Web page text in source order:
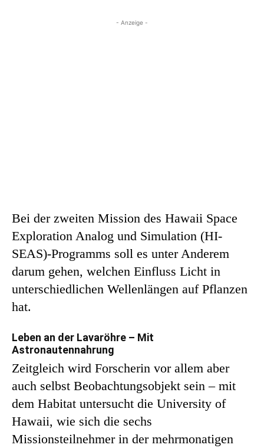
- Anzeige -
Bei der zweiten Mission des Hawaii Space
Exploration Analog und Simulation (HI-
SEAS)-Programms soll es unter Anderem
darum gehen, welchen Einfluss Licht in
unterschiedlichen Wellenlängen auf Pflanzen
hat.
Leben an der Lavaröhre – Mit
Astronautennahrung
Zeitgleich wird Forscherin vor allem aber
auch selbst Beobachtungsobjekt sein – mit
dem Habitat untersucht die University of
Hawaii, wie sich die sechs
Missionsteilnehmer in der mehrmonatigen